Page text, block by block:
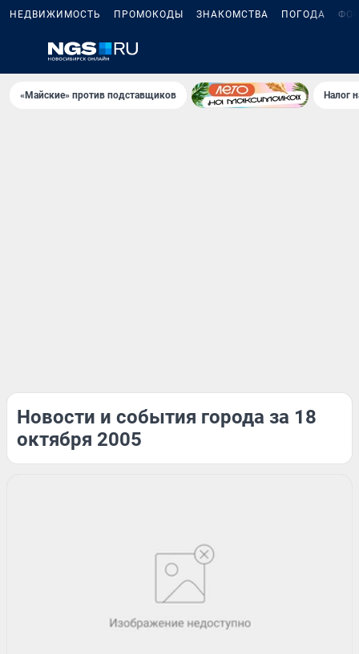
НЕДВИЖИМОСТЬ ПРОМОКОДЫ ЗНАКОМСТВА ПОГОДА
«Майские» против подставщиков Налог
Новости и события города за 18
октября 2005